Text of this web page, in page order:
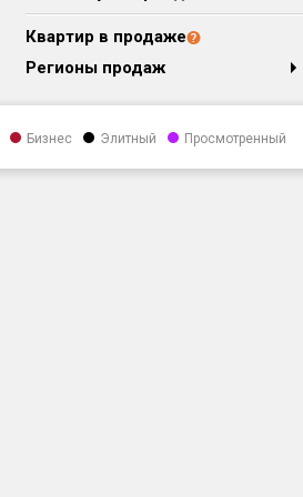
Квартир в продаже
Регионы продаж
Бизнес Элитный Просмотренный